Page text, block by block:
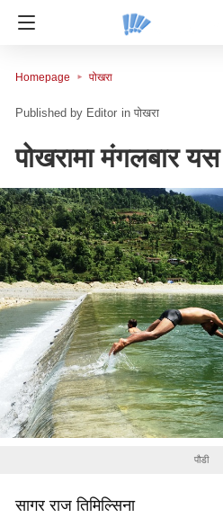
Homepage पोखरा
Editor in पोखरा
पोखरामा मंगलबार यस
पौडी
सागर राज तिमिल्सिना